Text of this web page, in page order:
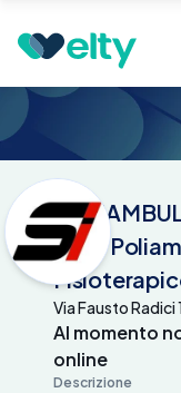
SRL |
Via Fausto Radici
Al momento
online
Descrizione